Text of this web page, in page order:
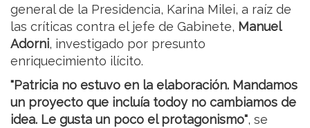
general de la Presidencia, Karina Milei, a raíz de
las críticas contra el jefe de Gabinete, Manuel
Adorni, investigado por presunto
enriquecimiento ilícito.
"Patricia no estuvo en la elaboración. Mandamos
un proyecto que incluía todoy no cambiamos de
idea. Le gusta un poco el protagonismo", se